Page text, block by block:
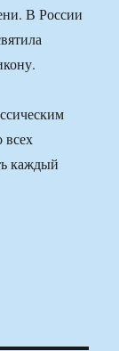
В России
всех
каждый